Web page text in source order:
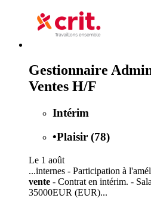
Gestionnaire
Ventes H/F
Intérim
•Plaisir (78)
Le 1 août
...internes - Participation à
vente - Contrat en intérim. -
35000EUR (EUR)...